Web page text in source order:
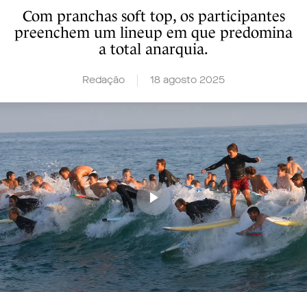
Com pranchas soft top, os participantes
preenchem um lineup em que predomina
a total anarquia.
Redação 18 agosto 2025